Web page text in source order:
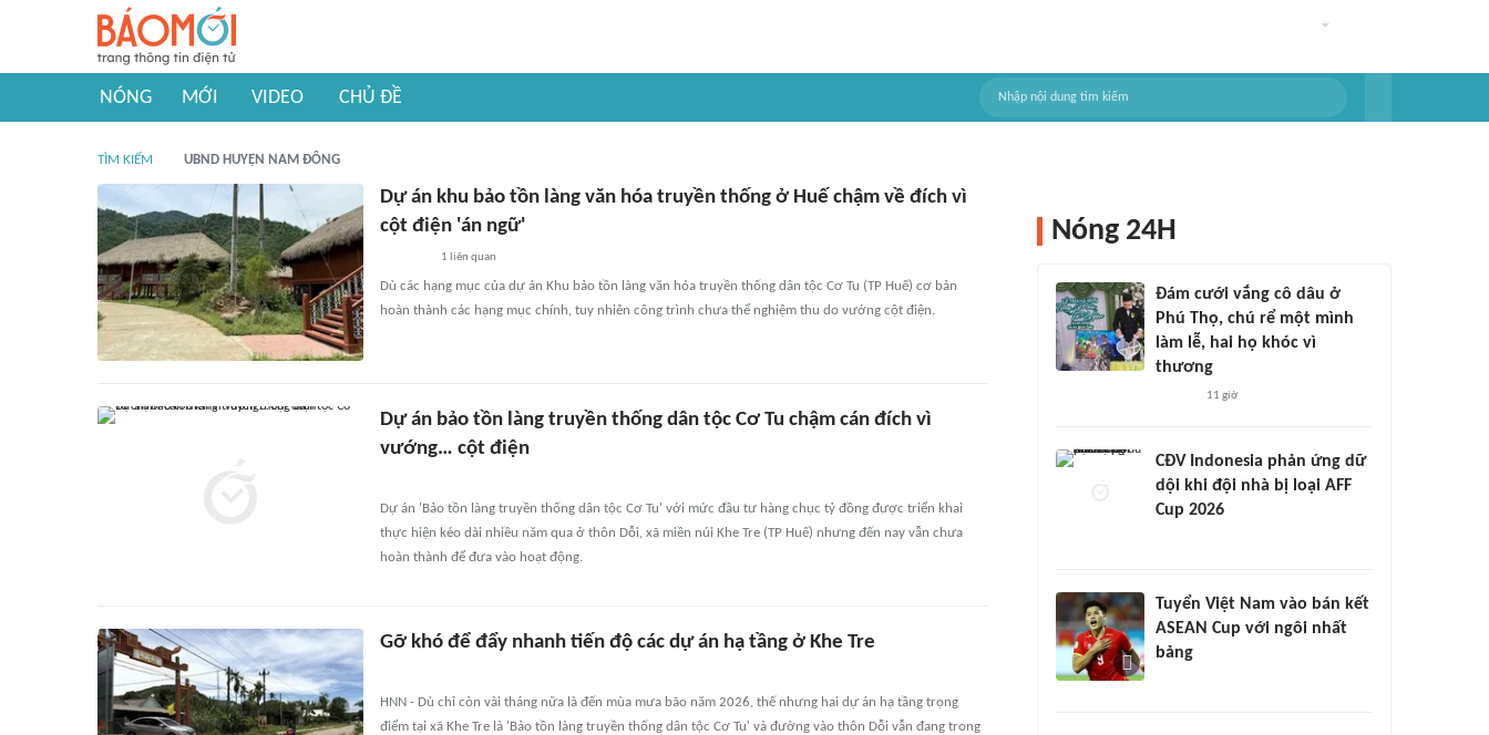
NÓNG MỚI VIDEO CHỦ ĐỀ
TÌM KIẾM UBND HUYỆN NAM ĐÔNG
Dự án khu bảo tồn làng văn hóa truyền thống ở Huế chậm về đích vì
cột điện 'án ngữ'
1 liên quan
Dù các hạng mục của dự án Khu bảo tồn làng văn hóa truyền thống dân tộc Cơ Tu (TP Huế) cơ bản
hoàn thành các hạng mục chính, tuy nhiên công trình chưa thể nghiệm thu do vướng cột điện.
Dự án bảo tồn làng truyền thống dân tộc Cơ Tu chậm cán đích vì
vướng… cột điện
Dự án 'Bảo tồn làng truyền thống dân tộc Cơ Tu' với mức đầu tư hàng chục tỷ đồng được triển khai
thực hiện kéo dài nhiều năm qua ở thôn Dỗi, xã miền núi Khe Tre (TP Huế) nhưng đến nay vẫn chưa
hoàn thành để đưa vào hoạt động.
Gỡ khó để đẩy nhanh tiến độ các dự án hạ tầng ở Khe Tre
HNN - Dù chỉ còn vài tháng nữa là đến mùa mưa bão năm 2026, thế nhưng hai dự án hạ tầng trọng
điểm tại xã Khe Tre là 'Bảo tồn làng truyền thống dân tộc Cơ Tu' và đường vào thôn Dỗi vẫn đang trong
Nóng 24H
Đám cưới vắng cô dâu ở
Phú Thọ, chú rể một mình
làm lễ, hai họ khóc vì
thương
11 giờ
CĐV Indonesia phản ứng dữ
dội khi đội nhà bị loại AFF
Cup 2026
Tuyển Việt Nam vào bán kết
ASEAN Cup với ngôi nhất
bảng